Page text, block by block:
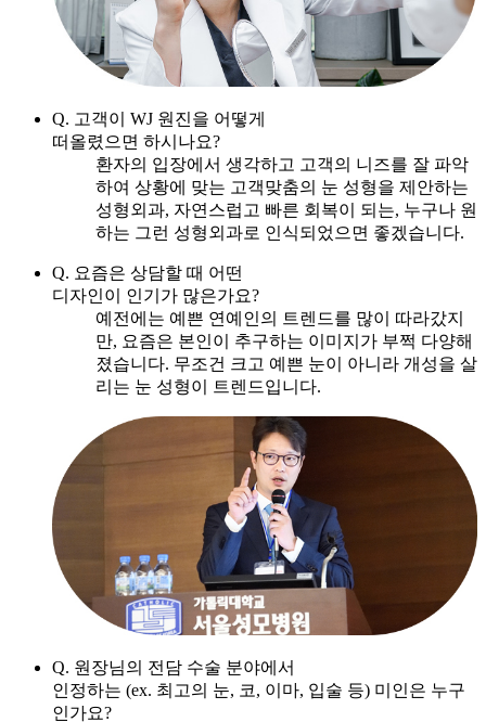
Q. 고객이 WJ 원진을 어떻게
떠올렸으면 하시나요?
환자의 입장에서 생각하고 고객의 니즈를 잘 파악
하여 상황에 맞는 고객맞춤의 눈 성형을 제안하는
성형외과, 자연스럽고 빠른 회복이 되는, 누구나 원
하는 그런 성형외과로 인식되었으면 좋겠습니다.
Q. 요즘은 상담할 때 어떤
디자인이 인기가 많은가요?
예전에는 예쁜 연예인의 트렌드를 많이 따라갔지
만, 요즘은 본인이 추구하는 이미지가 부쩍 다양해
졌습니다. 무조건 크고 예쁜 눈이 아니라 개성을 살
리는 눈 성형이 트렌드입니다.
Q. 원장님의 전담 수술 분야에서
인정하는 (ex. 최고의 눈, 코, 이마, 입술 등) 미인은 누구
인가요?